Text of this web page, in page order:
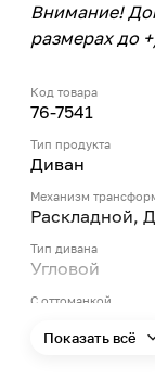
Внимание!
размерах до
Код товара
76-7541
Тип продукта
Диван
Механизм
Раскладной,
Тип дивана
Угловой
С оттоманкой
Показать всё